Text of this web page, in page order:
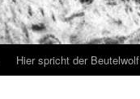
Hier spricht der Beutelwolf